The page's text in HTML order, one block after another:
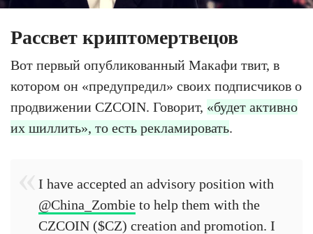
Рассвет криптомертвецов
Вот первый опубликованный Макафи твит, в
котором он «предупредил» своих подписчиков о
продвижении CZCOIN. Говорит, «будет активно
их шиллить», то есть рекламировать.
I have accepted an advisory position with
@China_Zombie to help them with the
CZCOIN ($CZ) creation and promotion. I